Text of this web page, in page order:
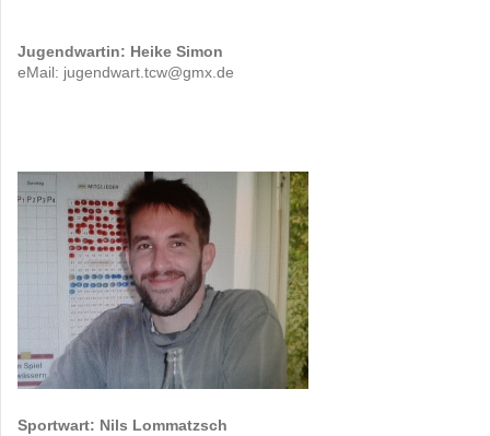
Jugendwartin: Heike Simon
eMail: jugendwart.tcw@gmx.de
Sportwart: Nils Lommatzsch